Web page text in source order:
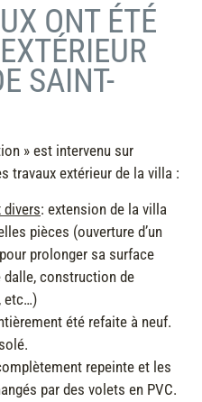
ONT ÉTÉ
SAINT-
» est intervenu sur
travaux extérieur de la villa :
divers: extension de la villa
pièces (ouverture d’un
prolonger sa surface
dalle, construction de
etc…)
été refaite à neuf.
repeinte et les
par des volets en PVC.